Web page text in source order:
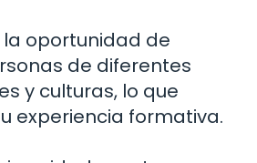
oportunidad de
de diferentes
y culturas, lo que
experiencia formativa.